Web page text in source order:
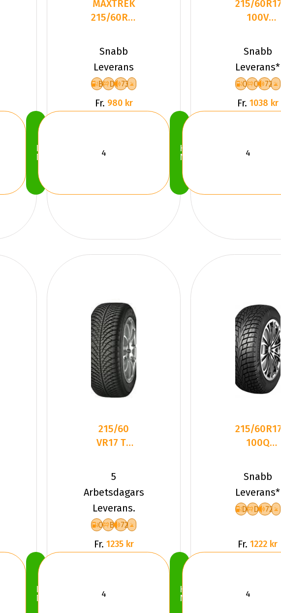
Köp
Nu
MAXTREK
215/60R17C
TREK M7
EU
Snabb
Leverans
B D 73
Fr. 980 kr
Köp
Nu
215/60R17
100V
TW401 XL
Frikti
Snabb
Leverans*
C C 72
Fr. 1038 kr
Köp
Nu
215/60
VR17 TL
YOKO
BLUEARTH
4S AW21
XL
5
Arbetsdagars
Leverans.
C B 72
Fr. 1235 kr
Köp
Nu
215/60R17
100Q
ICE-1 XL
Friktion
2024
Snabb
Leverans*
D D 72
Fr. 1222 kr